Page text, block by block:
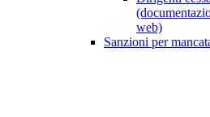
web)
Sanzioni per